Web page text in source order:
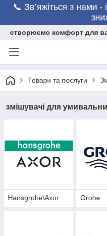
📞 Зв’яжіться з нами
створюємо комфорт для
Товари та послуги
змішувачі для
Hansgrohe\Axor Grohe